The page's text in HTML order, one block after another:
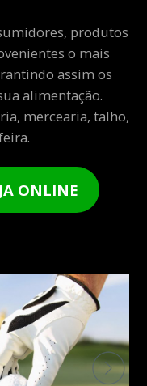
produtos
o mais
assim os
alimentação.
mercearia, talho,
ONLINE